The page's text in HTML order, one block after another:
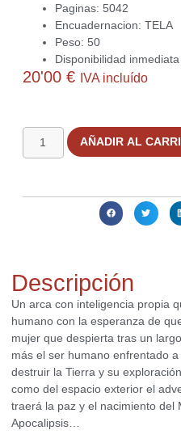
Paginas: 5042
Encuadernacion: TELA
Peso: 50
Disponibilidad inmediata
20'00 € IVA incluído
AÑADIR AL
Descripción
Un arca con inteligencia propia
humano con la esperanza de
mujer que despierta tras un
más el ser humano enfrentado
destruir la Tierra y su
como del espacio exterior el
traerá la paz y el nacimiento del
Apocalipsis…